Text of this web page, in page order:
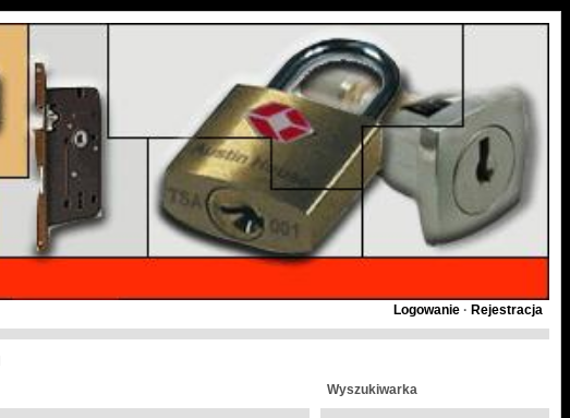
Logowanie · Rejestracja
Wyszukiwarka